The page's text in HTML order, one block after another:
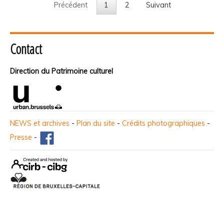
Précédent 1 2 Suivant
Contact
Direction du Patrimoine culturel
NEWS et archives - Plan du site - Crédits photographiques -
Presse -